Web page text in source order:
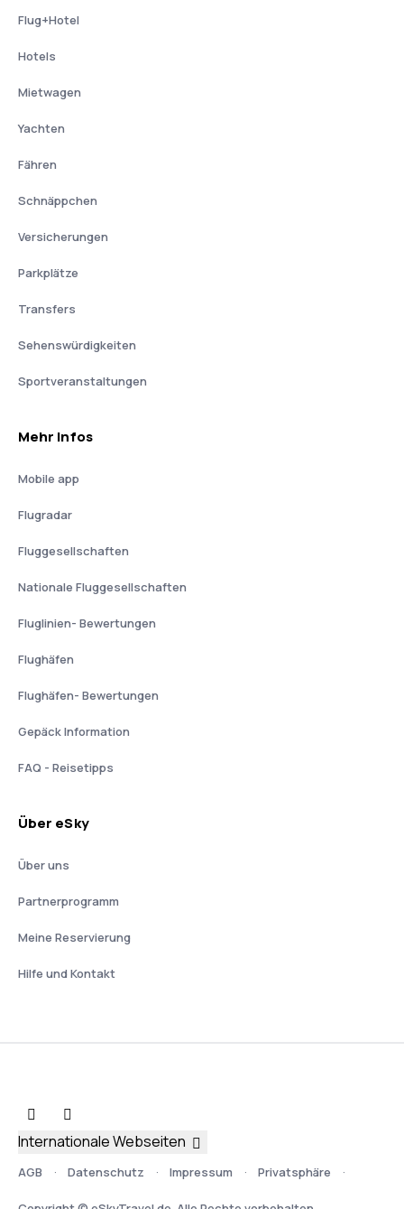
Flug+Hotel
Hotels
Mietwagen
Yachten
Fähren
Schnäppchen
Versicherungen
Parkplätze
Transfers
Sehenswürdigkeiten
Sportveranstaltungen
Mehr Infos
Mobile app
Flugradar
Fluggesellschaften
Nationale Fluggesellschaften
Fluglinien- Bewertungen
Flughäfen
Flughäfen- Bewertungen
Gepäck Information
FAQ - Reisetipps
Über eSky
Über uns
Partnerprogramm
Meine Reservierung
Hilfe und Kontakt
AGB Datenschutz Impressum Privatsphäre
Internationale Webseiten